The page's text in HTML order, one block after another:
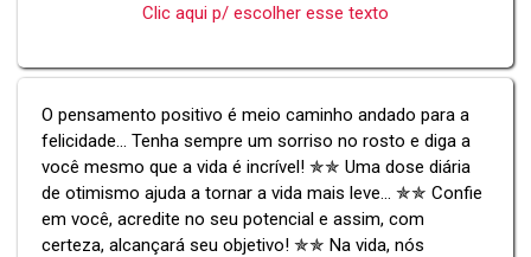
Clic aqui p/ escolher esse texto
O pensamento positivo é meio caminho andado para a
felicidade... Tenha sempre um sorriso no rosto e diga a
você mesmo que a vida é incrível! ✯✯ Uma dose diária
de otimismo ajuda a tornar a vida mais leve... ✯✯ Confie
em você, acredite no seu potencial e assim, com
certeza, alcançará seu objetivo! ✯✯ Na vida, nós